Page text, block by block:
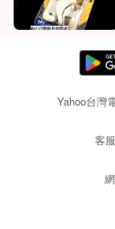
Yahoo台灣
客